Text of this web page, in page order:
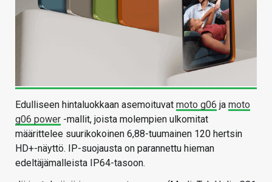
Edulliseen hintaluokkaan asemoituvat moto g06 ja moto
g06 power -mallit, joista molempien ulkomitat
määrittelee suurikokoinen 6,88-tuumainen 120 hertsin
HD+-näyttö. IP-suojausta on parannettu hieman
edeltäjämalleista IP64-tasoon.